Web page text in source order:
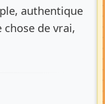
authentique
de vrai,